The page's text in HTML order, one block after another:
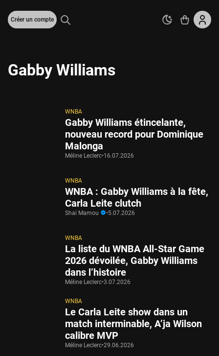
Créer un compte
Gabby Williams
WNBA
Gabby Williams étincelante,
nouveau record pour Dominique
Malonga
Méline Leclerc•16.07.2026
WNBA
WNBA : Gabby Williams à la fête,
Carla Leite clutch
Shaï Mamou •5.07.2026
WNBA
La liste du WNBA All-Star Game
2026 dévoilée, Gabby Williams
dans l’histoire
Méline Leclerc•3.07.2026
WNBA
Le Carla Leite show dans un
match interminable, A’ja Wilson
calibre MVP
Méline Leclerc•29.06.2026